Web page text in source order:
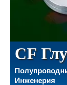
CF
Инженерия